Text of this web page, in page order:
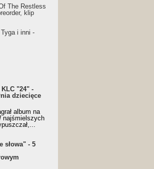
The Restless
klip
i inni -
"24" -
dziecięce
album na
najśmielszych
słowa" - 5